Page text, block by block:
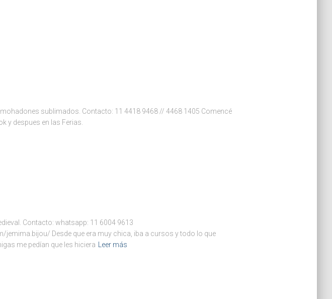
sublimados. Contacto: 11 4418 9468 // 4468 1405 Comencé
y despues en las Ferias.
Contacto: whatsapp: 11 6004 9613
Desde que era muy chica, iba a cursos y todo lo que
me pedían que les hiciera
Leer más